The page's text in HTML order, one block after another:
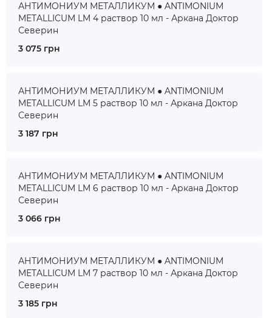
АНТИМОНИУМ МЕТАЛЛИКУМ ● ANTIMONIUM
METALLICUM LM 4 раствор 10 мл - Аркана Доктор
Северин
3 075 грн
АНТИМОНИУМ МЕТАЛЛИКУМ ● ANTIMONIUM
METALLICUM LM 5 раствор 10 мл - Аркана Доктор
Северин
3 187 грн
АНТИМОНИУМ МЕТАЛЛИКУМ ● ANTIMONIUM
METALLICUM LM 6 раствор 10 мл - Аркана Доктор
Северин
3 066 грн
АНТИМОНИУМ МЕТАЛЛИКУМ ● ANTIMONIUM
METALLICUM LM 7 раствор 10 мл - Аркана Доктор
Северин
3 185 грн